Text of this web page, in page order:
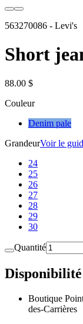
563270086 - Levi's
Short
88.00 $
Couleur
Denim pale
GrandeurVoir le
24
25
26
27
28
29
30
Quantité
Disponibilité
Boutique
des-Carrières